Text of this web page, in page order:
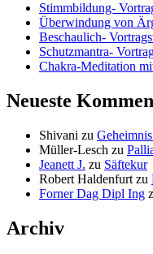
Stimmbildung-
Überwindung von
Beschaulich-
Schutzmantra-
Chakra-Meditation
Neueste
Shivani zu
Müller-Lesch zu
Jeanett J. zu Säftekur
Robert Haldenfurt zu
Forner Dag Dipl Ing
Archiv